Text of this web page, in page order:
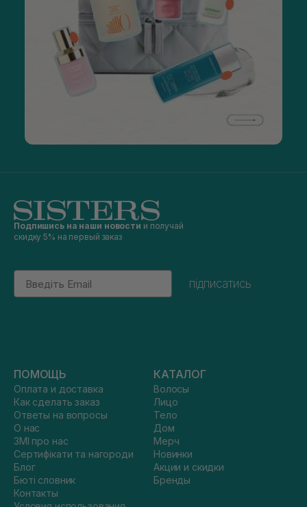
Подпишись на наши новости и получай
скидку 5% на первый заказ
Email
підписатись
ПОМОЩЬ
Оплата и доставка
Как сделать заказ
Ответы на вопросы
О нас
ЗМІ про нас
Сертифікати та нагороди
Блог
Бюті словник
Контакты
КАТАЛОГ
Волосы
Лицо
Тело
Дом
Мерч
Новинки
Акции и скидки
Бренды